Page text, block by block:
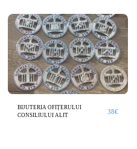
BIJUTERIA OFIȚERULUI
CONSILIULUI ALIT
38€